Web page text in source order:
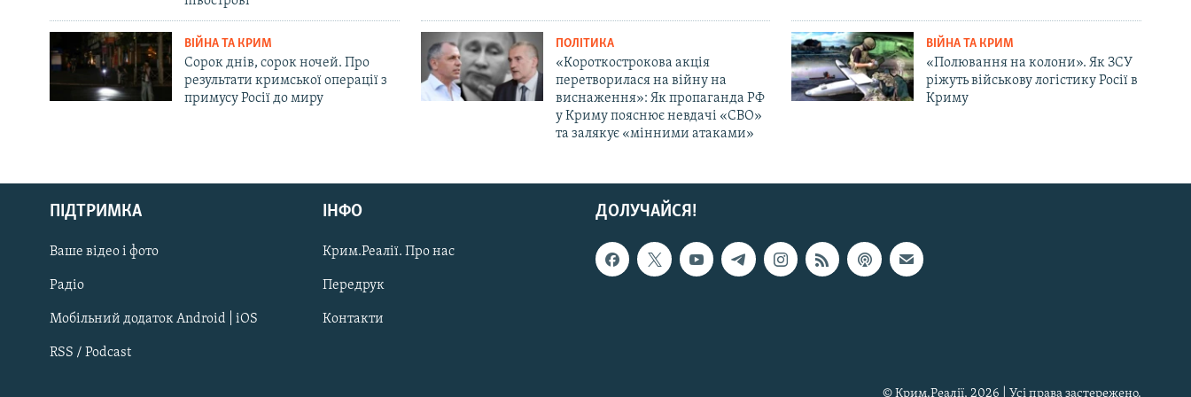
Русский
Qırımtatar
ДОЛУЧАЙСЯ!
ВІЙНА ТА КРИМ
Сорок днів, сорок ночей. Про
результати кримської операції з
примусу Росії до миру
ПОЛІТИКА
«Короткострокова акція
перетворилася на війну на
виснаження»: Як пропаганда РФ
у Криму пояснює невдачі «СВО»
та залякує «мінними атаками»
ВІЙНА ТА КРИМ
«Полювання на колони». Як ЗСУ
ріжуть військову логістику Росії в
Криму
ДОЛУЧАЙСЯ!
ПІДТРИМКА
Ваше відео і фото
Радіо
Мобільний додаток Android | iOS
RSS / Podcast
ІНФО
Крим.Реалії. Про нас
Передрук
Контакти
© Крим.Реалії, 2026 | Усі права застережено.